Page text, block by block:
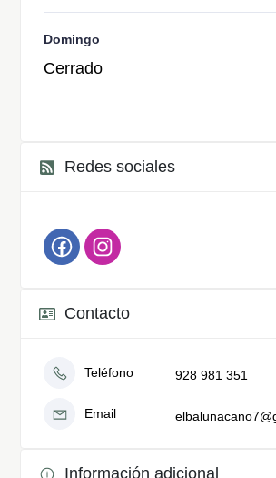
Domingo
Cerrado
Redes sociales
Contacto
Teléfono 928 981 351
Email
Información adicional